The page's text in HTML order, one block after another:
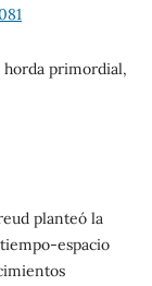
horda primordial,
planteó la
espacio